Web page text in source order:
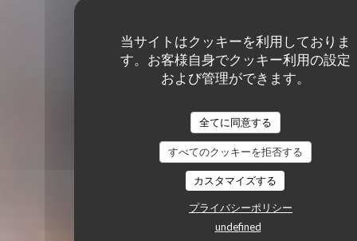
当サイトはクッキーを利用しておりま
す。お客様自身でクッキー利用の設定
および管理ができます。
全てに同意する
すべてのクッキーを拒否する
カスタマイズする
プライバシーポリシー
undefined